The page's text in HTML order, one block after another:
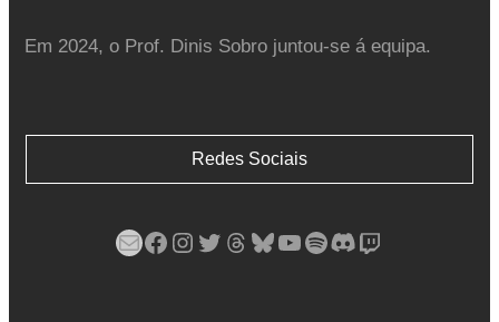
Em 2024, o Prof. Dinis Sobro juntou-se á equipa.
Redes Sociais
Mail Facebook Instagram Twitter Threads Bluesky YouTube Spotify Discord Twitch